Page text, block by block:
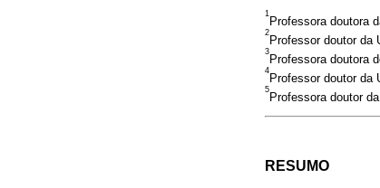
1
Professora doutora
2
Professor doutor da
3
Professora doutora
4
Professor doutor da
5
Professora doutor
RESUMO